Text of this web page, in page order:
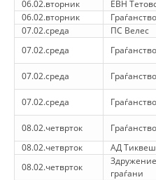
СТРУКТУРА И
MЕЃУНАРОДНО
06.02.вторник
ЕВН
06.02.вторник
Граѓанство
07.02.среда
ПС Велес
07.02.среда
Граѓанство
07.02.среда Граѓанство
07.02.среда Граѓанство
08.02.четврток Граѓанство
08.02.четврток
АД Тиквеш
08.02.четврток
граѓани